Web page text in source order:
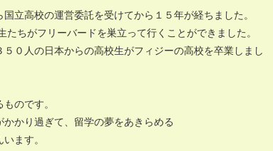
立高校の運営委託を受けてから１５年が経ちました。
たちがフリーバードを巣立って行くことができました。
０人の日本からの高校生がフィジーの高校を卒業しまし
のです。
かり過ぎて、留学の夢をあきらめる
ます。